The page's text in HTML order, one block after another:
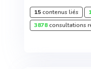
15contenus liés
3878consultations